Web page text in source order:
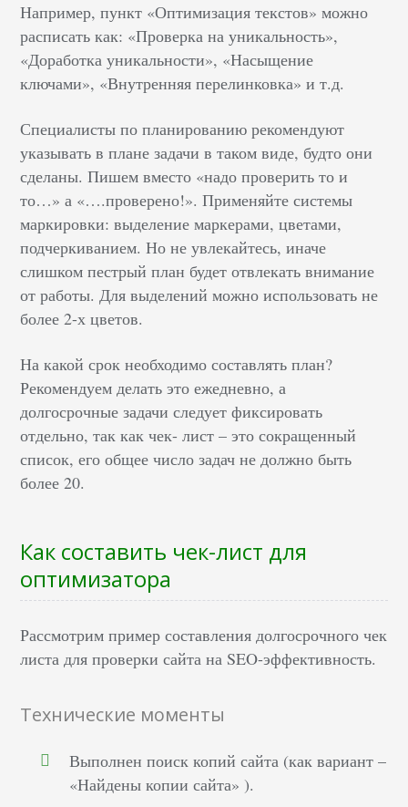
Например, пункт «Оптимизация текстов» можно
расписать как: «Проверка на уникальность»,
«Доработка уникальности», «Насыщение
ключами», «Внутренняя перелинковка» и т.д.
Специалисты по планированию рекомендуют
указывать в плане задачи в таком виде, будто они
сделаны. Пишем вместо «надо проверить то и
то…» а «….проверено!». Применяйте системы
маркировки: выделение маркерами, цветами,
подчеркиванием. Но не увлекайтесь, иначе
слишком пестрый план будет отвлекать внимание
от работы. Для выделений можно использовать не
более 2-х цветов.
На какой срок необходимо составлять план?
Рекомендуем делать это ежедневно, а
долгосрочные задачи следует фиксировать
отдельно, так как чек- лист – это сокращенный
список, его общее число задач не должно быть
более 20.
Как составить чек-лист для
оптимизатора
Рассмотрим пример составления долгосрочного чек
листа для проверки сайта на SEO-эффективность.
Технические моменты
Выполнен поиск копий сайта (как вариант –
«Найдены копии сайта» ).